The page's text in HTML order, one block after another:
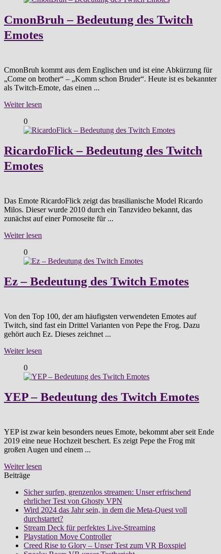
CmonBruh – Bedeutung des Twitch
Emotes
CmonBruh kommt aus dem Englischen und ist eine Abkürzung für
„Come on brother“ – „Komm schon Bruder“. Heute ist es bekannter
als Twitch-Emote, das einen ...
Weiter lesen
0
RicardoFlick – Bedeutung des Twitch
Emotes
Das Emote RicardoFlick zeigt das brasilianische Model Ricardo
Milos. Dieser wurde 2010 durch ein Tanzvideo bekannt, das
zunächst auf einer Pornoseite für ...
Weiter lesen
0
Ez – Bedeutung des Twitch Emotes
Von den Top 100, der am häufigsten verwendeten Emotes auf
Twitch, sind fast ein Drittel Varianten von Pepe the Frog. Dazu
gehört auch Ez. Dieses zeichnet ...
Weiter lesen
0
YEP – Bedeutung des Twitch Emotes
YEP ist zwar kein besonders neues Emote, bekommt aber seit Ende
2019 eine neue Hochzeit beschert. Es zeigt Pepe the Frog mit
großen Augen und einem ...
Weiter lesen
Beiträge
Sicher surfen, grenzenlos streamen: Unser erfrischend
ehrlicher Test von Ghosty VPN
Wird 2024 das Jahr sein, in dem die Meta-Quest voll
durchstartet?
Stream Deck für perfektes Live-Streaming
Playstation Move Controller
Creed Rise to Glory – Unser Test zum VR Boxspiel